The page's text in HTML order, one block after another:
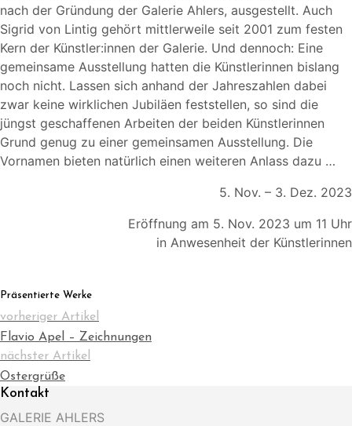
nach der Gründung der Galerie Ahlers, ausgestellt. Auch
Sigrid von Lintig gehört mittlerweile seit 2001 zum festen
Kern der Künstler:innen der Galerie. Und dennoch: Eine
gemeinsame Ausstellung hatten die Künstlerinnen bislang
noch nicht. Lassen sich anhand der Jahreszahlen dabei
zwar keine wirklichen Jubiläen feststellen, so sind die
jüngst geschaffenen Arbeiten der beiden Künstlerinnen
Grund genug zu einer gemeinsamen Ausstellung. Die
Vornamen bieten natürlich einen weiteren Anlass dazu …
5. Nov. – 3. Dez. 2023
Eröffnung am 5. Nov. 2023 um 11 Uhr
in Anwesenheit der Künstlerinnen
Präsentierte Werke
vorheriger Artikel
Flavio Apel – Zeichnungen
nächster Artikel
Ostergrüße
Kontakt
GALERIE AHLERS